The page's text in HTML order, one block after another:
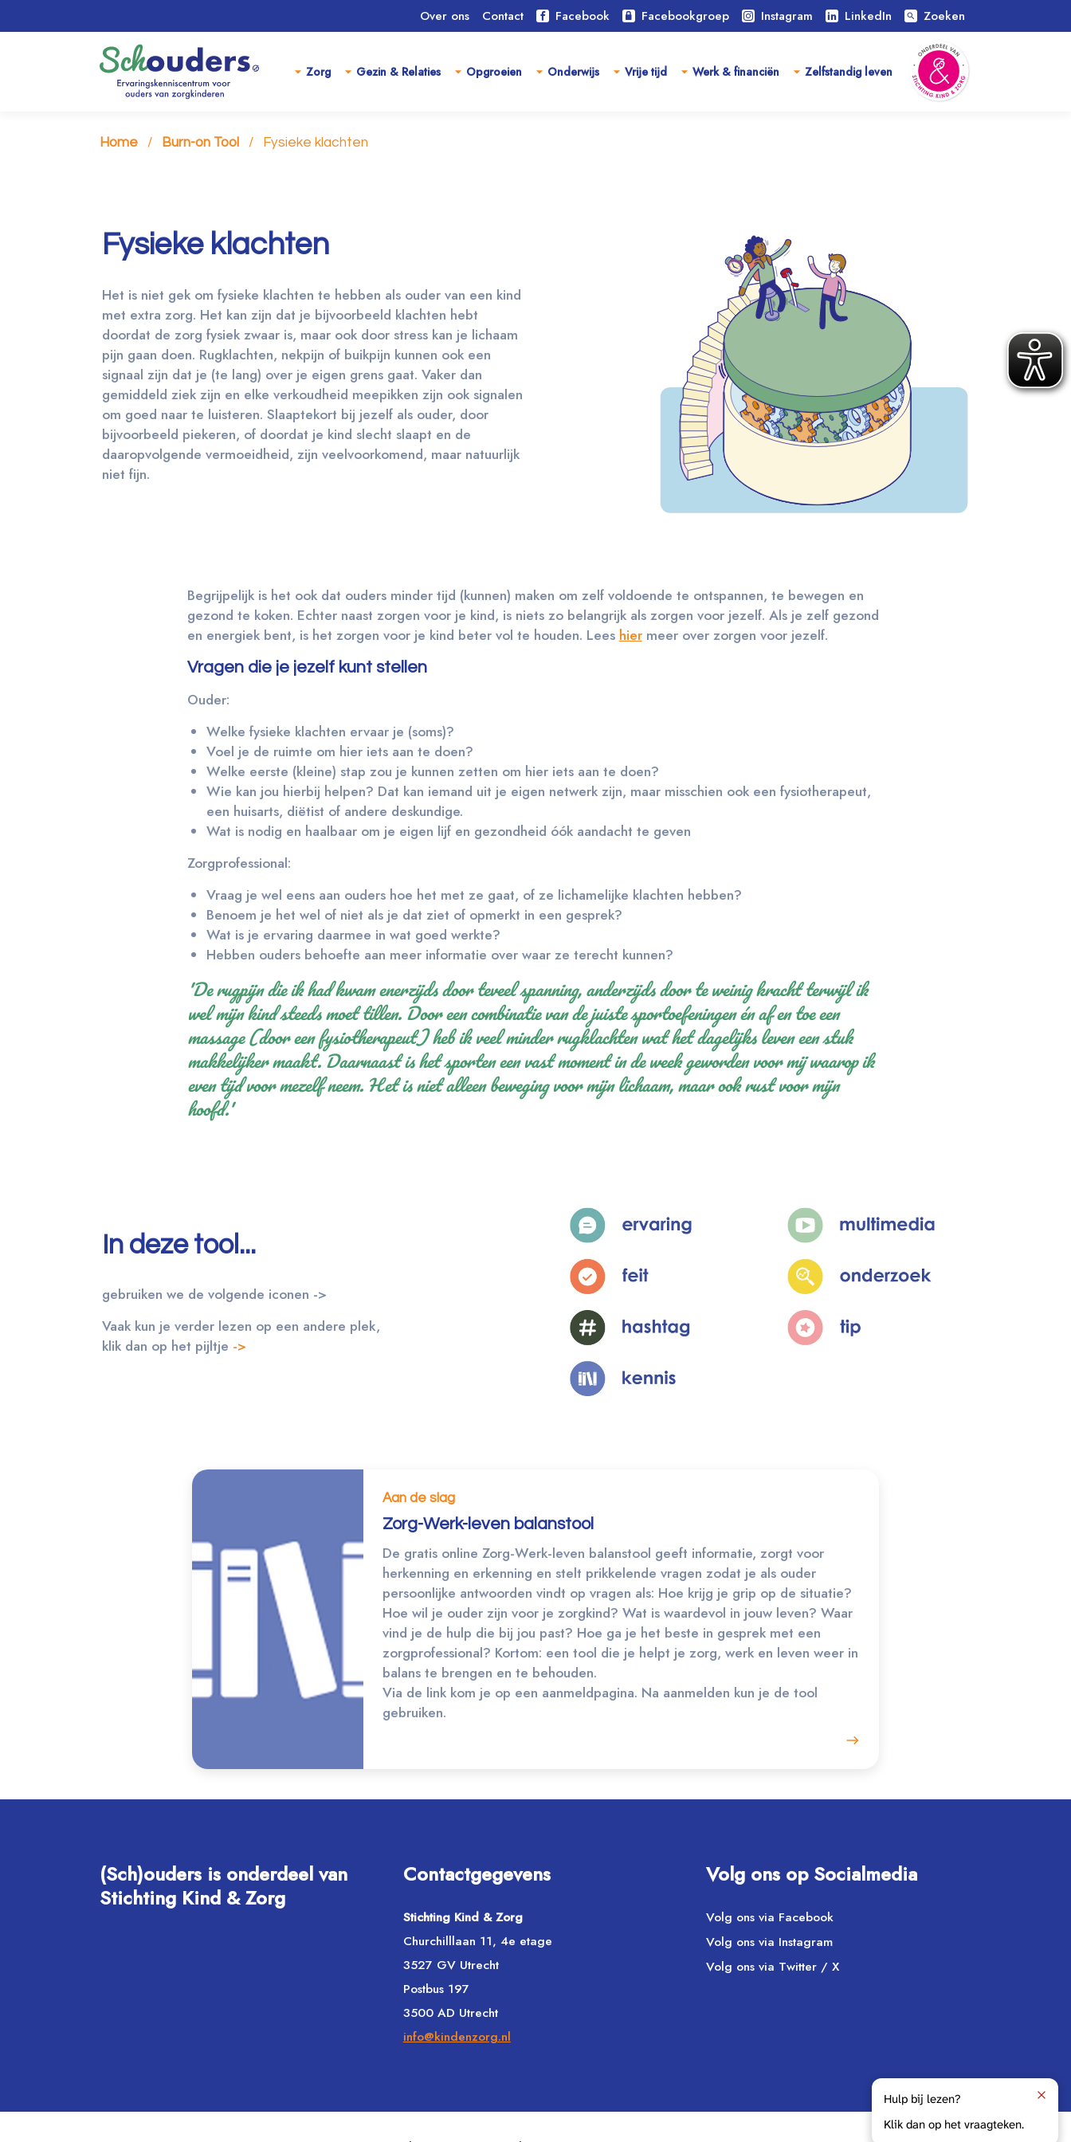
Over ons Contact Facebook Facebookgroep Instagram LinkedIn search Zoeken
Zorg Gezin & Relaties Opgroeien Onderwijs Vrije tijd Werk & financiën Zelfstandig leven
Home Burn-on Tool Fysieke klachten
Fysieke klachten
Het is niet gek om fysieke klachten te hebben als ouder van een kind
met extra zorg. Het kan zijn dat je bijvoorbeeld klachten hebt
doordat de zorg fysiek zwaar is, maar ook door stress kan je lichaam
pijn gaan doen. Rugklachten, nekpijn of buikpijn kunnen ook een
signaal zijn dat je (te lang) over je eigen grens gaat. Vaker dan
gemiddeld ziek zijn en elke verkoudheid meepikken zijn ook signalen
om goed naar te luisteren. Slaaptekort bij jezelf als ouder, door
bijvoorbeeld piekeren, of doordat je kind slecht slaapt en de
daaropvolgende vermoeidheid, zijn veelvoorkomend, maar natuurlijk
niet fijn.
Begrijpelijk is het ook dat ouders minder tijd (kunnen) maken om zelf voldoende te ontspannen, te bewegen en
gezond te koken. Echter naast zorgen voor je kind, is niets zo belangrijk als zorgen voor jezelf. Als je zelf gezond
en energiek bent, is het zorgen voor je kind beter vol te houden. Lees hiermeer over zorgen voor jezelf.
Vragen die je jezelf kunt stellen
Ouder:
Welke fysieke klachten ervaar je (soms)?
Voel je de ruimte om hier iets aan te doen?
Welke eerste (kleine) stap zou je kunnen zetten om hier iets aan te doen?
Wie kan jou hierbij helpen? Dat kan iemand uit je eigen netwerk zijn, maar misschien ook een fysiotherapeut,
een huisarts, diëtist of andere deskundige.
Wat is nodig en haalbaar om je eigen lijf en gezondheid óók aandacht te geven
Zorgprofessional:
Vraag je wel eens aan ouders hoe het met ze gaat, of ze lichamelijke klachten hebben?
Benoem je het wel of niet als je dat ziet of opmerkt in een gesprek?
Wat is je ervaring daarmee in wat goed werkte?
Hebben ouders behoefte aan meer informatie over waar ze terecht kunnen?
'De rugpijn die ik had kwam enerzijds door teveel spanning, anderzijds door te weinig kracht terwijl ik
wel mijn kind steeds moet tillen. Door een combinatie van de juiste sportoefeningen én af en toe een
massage (door een fysiotherapeut) heb ik veel minder rugklachten wat het dagelijks leven een stuk
makkelijker maakt. Daarnaast is het sporten een vast moment in de week geworden voor mij waarop ik
even tijd voor mezelf neem. Het is niet alleen beweging voor mijn lichaam, maar ook rust voor mijn
hoofd.'
In deze tool...
gebruiken we de volgende iconen ->
Vaak kun je verder lezen op een andere plek,
klik dan op het pijltje ->
Aan de slag
Zorg-Werk-leven balanstool
De gratis online Zorg-Werk-leven balanstool geeft informatie, zorgt voor
herkenning en erkenning en stelt prikkelende vragen zodat je als ouder
persoonlijke antwoorden vindt op vragen als: Hoe krijg je grip op de situatie?
Hoe wil je ouder zijn voor je zorgkind? Wat is waardevol in jouw leven? Waar
vind je de hulp die bij jou past? Hoe ga je het beste in gesprek met een
zorgprofessional? Kortom: een tool die je helpt je zorg, werk en leven weer in
balans te brengen en te behouden.
Via de link kom je op een aanmeldpagina. Na aanmelden kun je de tool
gebruiken.
(Sch)ouders is onderdeel van
Stichting Kind & Zorg
Contactgegevens
Stichting Kind & Zorg
Churchilllaan 11, 4e etage
3527 GV Utrecht
Postbus 197
3500 AD Utrecht
info@kindenzorg.nl
Volg ons op Socialmedia
Volg ons via Facebook
Volg ons via Instagram
Volg ons via Twitter / X
Hulp bij lezen?
Klik dan op het vraagteken.